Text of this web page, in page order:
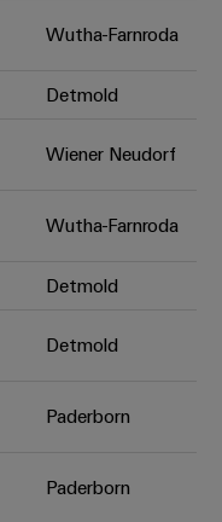
Neuheiten
Bereich
Wutha-Farnroda
Detmold
Wiener Neudorf
Wutha-Farnroda
Detmold
Detmold
Paderborn
Paderborn